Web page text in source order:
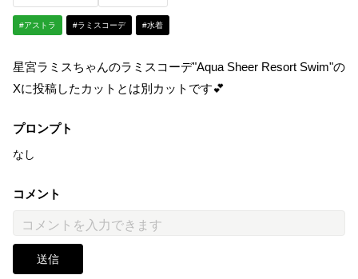
#アストラ #ラミスコーデ #水着
星宮ラミスちゃんのラミスコーデ"Aqua Sheer Resort Swim"の
Xに投稿したカットとは別カットです💕
プロンプト
なし
コメント
送信